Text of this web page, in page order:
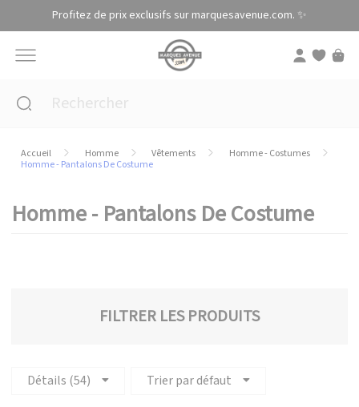
Profitez de prix exclusifs sur marquesavenue.com. ✨
Accueil Homme Vêtements
Homme - Costumes
Homme - Pantalons De Costume
Homme - Pantalons De Costume
FILTRER LES PRODUITS
Détails (54) Trier par défaut
Panneau de gestion des cookies